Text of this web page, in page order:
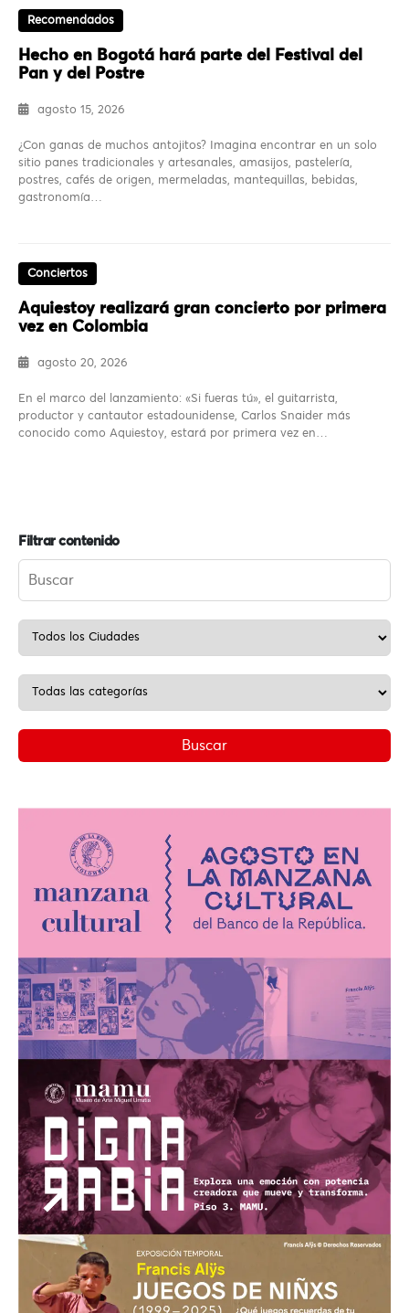
Recomendados
Hecho en Bogotá hará parte del Festival del
Pan y del Postre
agosto 15, 2026
¿Con ganas de muchos antojitos? Imagina encontrar en un solo
sitio panes tradicionales y artesanales, amasijos, pastelería,
postres, cafés de origen, mermeladas, mantequillas, bebidas,
gastronomía…
Conciertos
Aquiestoy realizará gran concierto por primera
vez en Colombia
agosto 20, 2026
En el marco del lanzamiento: «Si fueras tú», el guitarrista,
productor y cantautor estadounidense, Carlos Snaider más
conocido como Aquiestoy, estará por primera vez en…
Filtrar contenido